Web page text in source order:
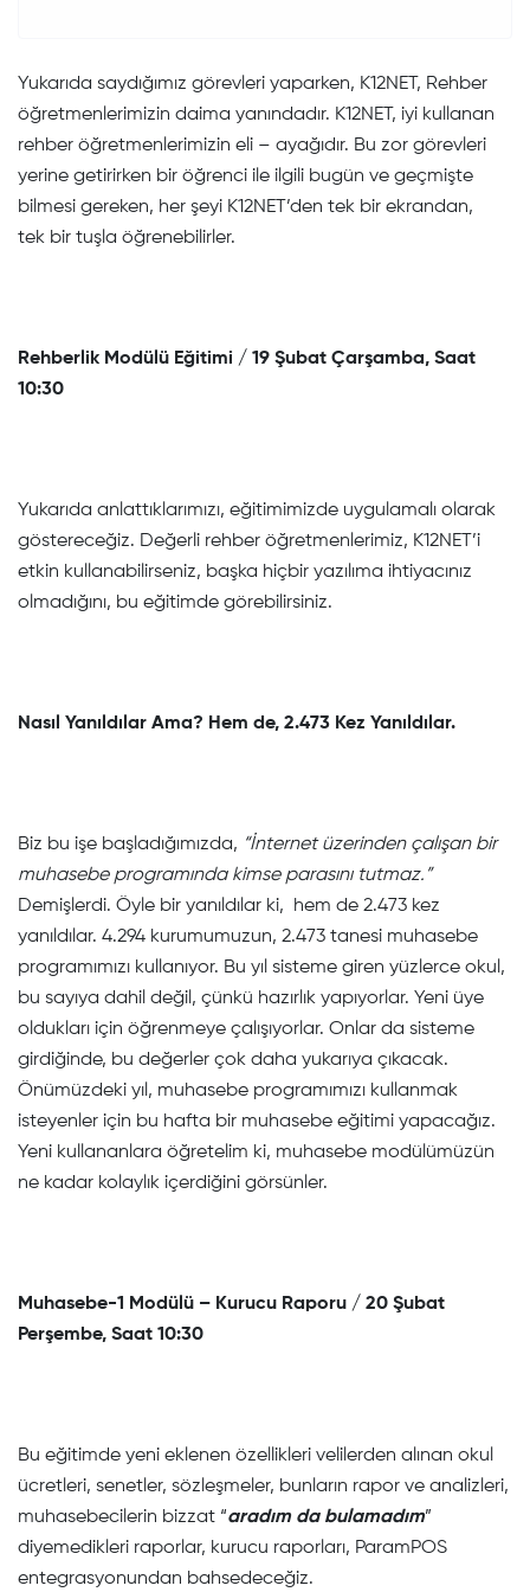
Yukarıda saydığımız görevleri yaparken, K12NET, Rehber
öğretmenlerimizin daima yanındadır. K12NET, iyi kullanan
rehber öğretmenlerimizin eli – ayağıdır. Bu zor görevleri
yerine getirirken bir öğrenci ile ilgili bugün ve geçmişte
bilmesi gereken, her şeyi K12NET’den tek bir ekrandan,
tek bir tuşla öğrenebilirler.
Rehberlik Modülü Eğitimi / 19 Şubat Çarşamba, Saat
10:30
Yukarıda anlattıklarımızı, eğitimimizde uygulamalı olarak
göstereceğiz. Değerli rehber öğretmenlerimiz, K12NET’i
etkin kullanabilirseniz, başka hiçbir yazılıma ihtiyacınız
olmadığını, bu eğitimde görebilirsiniz.
Nasıl Yanıldılar Ama? Hem de, 2.473 Kez Yanıldılar.
Biz bu işe başladığımızda, “İnternet üzerinden çalışan bir
muhasebe programında kimse parasını tutmaz.”
Demişlerdi. Öyle bir yanıldılar ki, hem de 2.473 kez
yanıldılar. 4.294 kurumumuzun, 2.473 tanesi muhasebe
programımızı kullanıyor. Bu yıl sisteme giren yüzlerce okul,
bu sayıya dahil değil, çünkü hazırlık yapıyorlar. Yeni üye
oldukları için öğrenmeye çalışıyorlar. Onlar da sisteme
girdiğinde, bu değerler çok daha yukarıya çıkacak.
Önümüzdeki yıl, muhasebe programımızı kullanmak
isteyenler için bu hafta bir muhasebe eğitimi yapacağız.
Yeni kullananlara öğretelim ki, muhasebe modülümüzün
ne kadar kolaylık içerdiğini görsünler.
Muhasebe-1 Modülü – Kurucu Raporu / 20 Şubat
Perşembe, Saat 10:30
Bu eğitimde yeni eklenen özellikleri velilerden alınan okul
ücretleri, senetler, sözleşmeler, bunların rapor ve analizleri,
muhasebecilerin bizzat “aradım da bulamadım”
diyemedikleri raporlar, kurucu raporları, ParamPOS
entegrasyonundan bahsedeceğiz.